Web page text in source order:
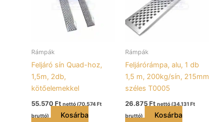
Rámpák
Feljáró sín Quad-hoz,
1,5m, 2db,
kötőelemekkel
55.570Ft nettó (70.574 Ft
bruttó)
Kosárba
Rámpák
Feljárórámpa, alu, 1 db
1,5 m, 200kg/sín, 215mm
széles T0005
26.875Ft nettó (34.131 Ft
bruttó)
Kosárba